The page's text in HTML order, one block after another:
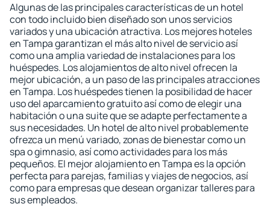
Algunas de las principales características de un hotel
con todo incluido bien diseñado son unos servicios
variados y una ubicación atractiva. Los mejores hoteles
en Tampa garantizan el más alto nivel de servicio así
como una amplia variedad de instalaciones para los
huéspedes. Los alojamientos de alto nivel ofrecen la
mejor ubicación, a un paso de las principales atracciones
en Tampa. Los huéspedes tienen la posibilidad de hacer
uso del aparcamiento gratuito así como de elegir una
habitación o una suite que se adapte perfectamente a
sus necesidades. Un hotel de alto nivel probablemente
ofrezca un menú variado, zonas de bienestar como un
spa o gimnasio, así como actividades para los más
pequeños. El mejor alojamiento en Tampa es la opción
perfecta para parejas, familias y viajes de negocios, así
como para empresas que desean organizar talleres para
sus empleados.